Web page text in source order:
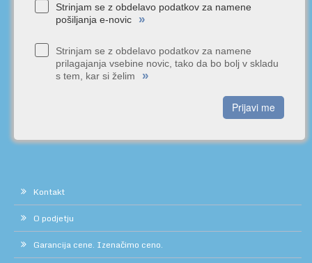
Strinjam se z obdelavo podatkov za namene
pošiljanja e-novic
»
Strinjam se z obdelavo podatkov za namene
prilagajanja vsebine novic, tako da bo bolj v skladu
s tem, kar si želim
»
Prijavi me
Kontakt
O podjetju
Garancija cene. Izenačimo ceno.